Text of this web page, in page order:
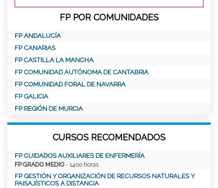
FP POR COMUNIDADES
FP ANDALUCÍA
FP CANARIAS
FP CASTILLA LA MANCHA
FP COMUNIDAD AUTÓNOMA DE CANTABRIA
FP COMUNIDAD FORAL DE NAVARRA
FP GALICIA
FP REGIÓN DE MURCIA
CURSOS RECOMENDADOS
FP CUIDADOS AUXILIARES DE ENFERMERÍA
FP GRADO MEDIO - 1400 horas
FP GESTIÓN Y ORGANIZACIÓN DE RECURSOS NATURALES Y
PAISAJÍSTICOS A DISTANCIA